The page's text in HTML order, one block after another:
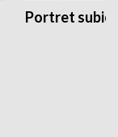
Portret